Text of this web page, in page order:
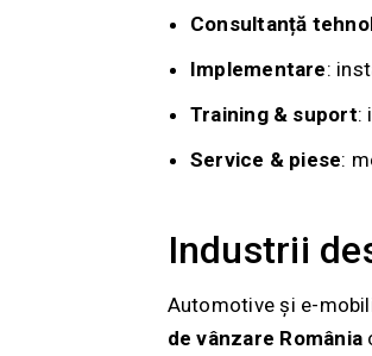
Consultanță
Implementare:
Training & suport:
Service & piese:
Industrii
Automotive și e-
de vânzare România